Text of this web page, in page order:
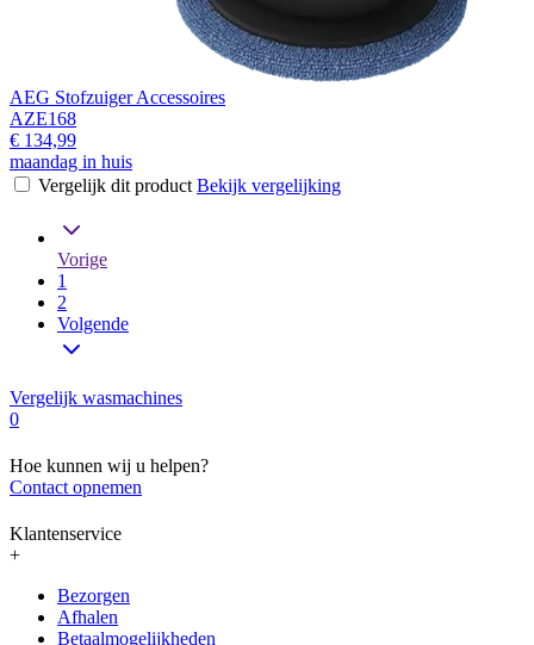
AEG Stofzuiger Accessoires
AZE168
€ 134,99
maandag in huis
Vergelijk dit product Bekijk vergelijking
Vorige
1
2
Volgende
Vergelijk wasmachines
0
Hoe kunnen wij u helpen?
Contact opnemen
Klantenservice
+
Bezorgen
Afhalen
Betaalmogelijkheden